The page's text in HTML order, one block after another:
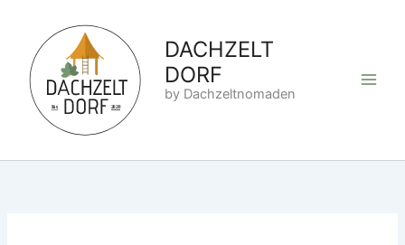
springen
DACHZELT
DORF
by Dachzeltnomaden